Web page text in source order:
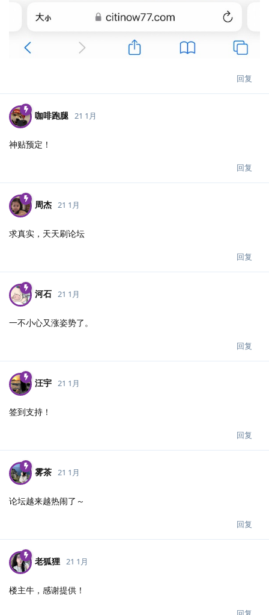
回复
咖啡跑腿 21 1月
神贴预定！
回复
周杰 21 1月
求真实，天天刷论坛
回复
河石 21 1月
一不小心又涨姿势了。
回复
汪宇 21 1月
签到支持！
回复
雾茶 21 1月
论坛越来越热闹了～
回复
老狐狸 21 1月
楼主牛，感谢提供！